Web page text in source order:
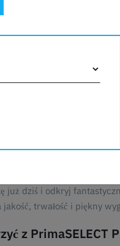
surowców,
Zapewnia precyzję i
Matt, Marble, Metal
PrimaSELECT
entuzjastą druku
nowy poziom. Od
wyjątkową
potrzeb druku 3D. Wybierz
już dziś i odkryj
trwałość i piękny
z PrimaSELECT